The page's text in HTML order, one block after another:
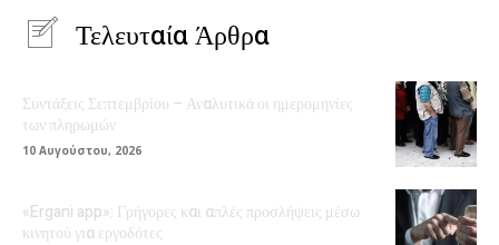
Τελευταία Άρθρα
Συντάξεις Σεπτεμβρίου – Αναλυτικά οι ημερομηνίες
των πληρωμών
10 Αυγούστου, 2026
«Ergani app»: Γρήγορες και απλές προσλήψεις μέσω
κινητού για εργοδότες